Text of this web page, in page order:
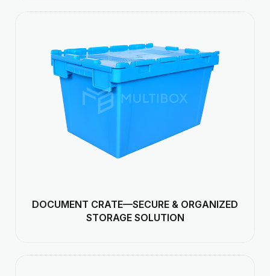
DOCUMENT CRATE—SECURE & ORGANIZED
STORAGE SOLUTION